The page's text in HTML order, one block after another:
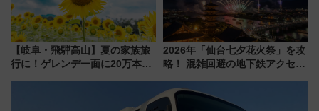
【岐阜・飛騨高山】夏の家族旅
行に！ゲレンデ一面に20万本の
2026年「仙台七夕花火祭」を攻
略！ 混雑回避の地下鉄アクセス
火前に楽しむ仙台観光ルートま
で解説！